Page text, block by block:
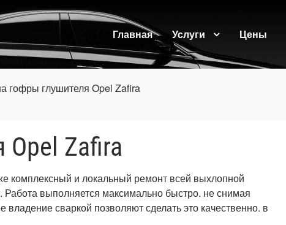
Главная Услуги Цены
гофры глушителя Opel Zafira
Zafira
комплексный и локальный ремонт всей выхлопной
выполняется максимально быстро. не снимая
сваркой позволяют сделать это качественно. в